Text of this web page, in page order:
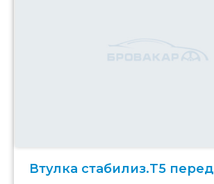
Втулка стабилиз.T5 перед